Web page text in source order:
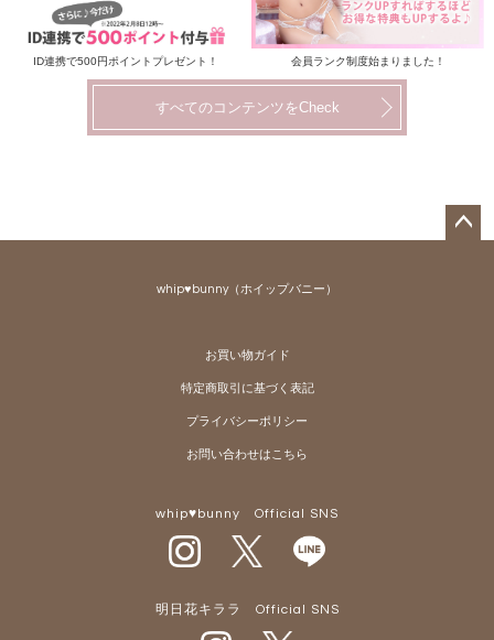
ID連携で500円ポイントプレゼント！ 会員ランク制度始まりました！
すべてのコンテンツをCheck
whip♥bunny（ホイップバニー）
お買い物ガイド
特定商取引に基づく表記
プライバシーポリシー
お問い合わせはこちら
whip♥bunny Official SNS
明日花キララ Official SNS